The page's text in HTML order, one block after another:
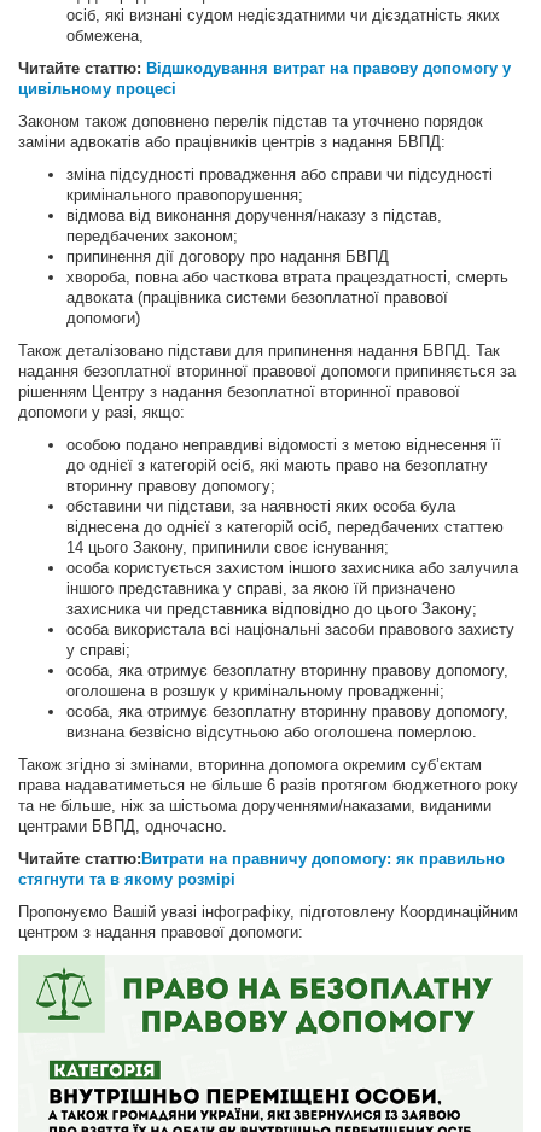
осіб, які визнані судом недієздатними чи дієздатність яких
обмежена,
Читайте статтю: Відшкодування витрат на правову допомогу у
цивільному процесі
Законом також доповнено перелік підстав та уточнено порядок
заміни адвокатів або працівників центрів з надання БВПД:
зміна підсудності провадження або справи чи підсудності
кримінального правопорушення;
відмова від виконання доручення/наказу з підстав,
передбачених законом;
припинення дії договору про надання БВПД
хвороба, повна або часткова втрата працездатності, смерть
адвоката (працівника системи безоплатної правової
допомоги)
Також деталізовано підстави для припинення надання БВПД. Так
надання безоплатної вторинної правової допомоги припиняється за
рішенням Центру з надання безоплатної вторинної правової
допомоги у разі, якщо:
особою подано неправдиві відомості з метою віднесення її
до однієї з категорій осіб, які мають право на безоплатну
вторинну правову допомогу;
обставини чи підстави, за наявності яких особа була
віднесена до однієї з категорій осіб, передбачених статтею
14 цього Закону, припинили своє існування;
особа користується захистом іншого захисника або залучила
іншого представника у справі, за якою їй призначено
захисника чи представника відповідно до цього Закону;
особа використала всі національні засоби правового захисту
у справі;
особа, яка отримує безоплатну вторинну правову допомогу,
оголошена в розшук у кримінальному провадженні;
особа, яка отримує безоплатну вторинну правову допомогу,
визнана безвісно відсутньою або оголошена померлою.
Також згідно зі змінами, вторинна допомога окремим суб’єктам
права надаватиметься не більше 6 разів протягом бюджетного року
та не більше, ніж за шістьома дорученнями/наказами, виданими
центрами БВПД, одночасно.
Читайте статтю: Витрати на правничу допомогу: як правильно
стягнути та в якому розмірі
Пропонуємо Вашій увазі інфографіку, підготовлену Координаційним
центром з надання правової допомоги: